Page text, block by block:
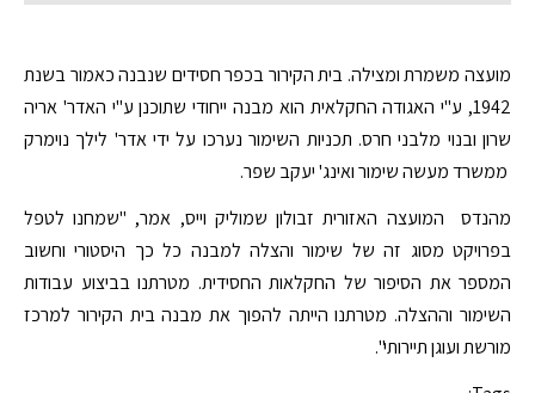
מועצה משמרת ומצילה. בית הקירור בכפר חסידים שנבנה כאמור בשנת
1942, ע"י האגודה החקלאית הוא מבנה ייחודי שתוכנן ע"י האדר' אריה
שרון ובנוי מלבני חרס. תכניות השימור נערכו על ידי אדר' לילך נוימרק
ממשרד מעשה שימור ואינג' יעקב שפר.
מהנדס המועצה האזורית זבולון שמוליק וייס, אמר, "שמחנו לטפל
בפרויקט מסוג זה של שימור והצלה למבנה כל כך היסטורי וחשוב
המספר את הסיפור של החקלאות החסידית. מטרתנו בביצוע עבודות
השימור וההצלה. מטרתנו הייתה להפוך את מבנה בית הקירור למרכז
מורשת ועוגן תיירותי".